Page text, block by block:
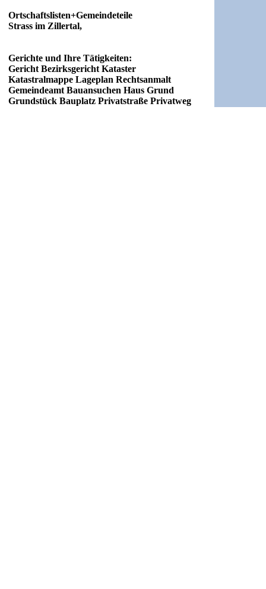
Ortschaftslisten+Gemeindeteile
Strass im Zillertal,
Gerichte und Ihre Tätigkeiten:
Gericht Bezirksgericht Kataster
Katastralmappe Lageplan Rechtsanmalt
Gemeindeamt Bauansuchen Haus Grund
Grundstück Bauplatz Privatstraße Privatweg